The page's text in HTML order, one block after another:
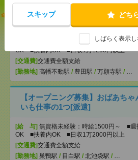
スキップ どち
しばらく表示
志望動機も履歴書も不要！日収
無資格未経験：時給1400円～ ■週
OK ■扶養内OK ■日収1万1200円以上
[交通費]交通費全額支給
[勤務地] 高幡不動駅 / 豊田駅 / 万願寺駅 / …
【オープニング募集】おばあち
いも仕事の1つ[派遣]
[給 与] 無資格未経験：時給1500円～ ■週
OK ■扶養内OK ■日収1万2000円以上
[交通費]交通費全額支給
[勤務地] 巣鴨駅 / 目白駅 / 北池袋駅 / …